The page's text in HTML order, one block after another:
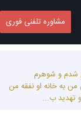
مشاوره تلفنی فوری
خارج شدم و شوهرم
من به خانه او نفقه من
تهدید ب...